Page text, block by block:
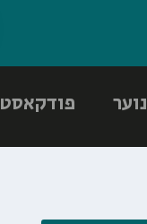
נוער פודקאסט